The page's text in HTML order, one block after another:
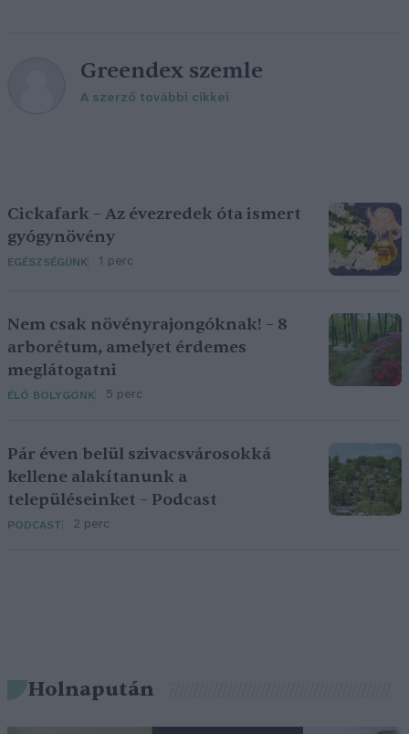
Greendex szemle
A szerző további cikkei
Cickafark – Az évezredek óta ismert
gyógynövény
EGÉSZSÉGÜNK 1 perc
Nem csak növényrajongóknak! – 8
arborétum, amelyet érdemes
meglátogatni
ÉLŐ BOLYGÓNK 5 perc
Pár éven belül szivacsvárosokká
kellene alakítanunk a
településeinket – Podcast
PODCAST 2 perc
Holnapután